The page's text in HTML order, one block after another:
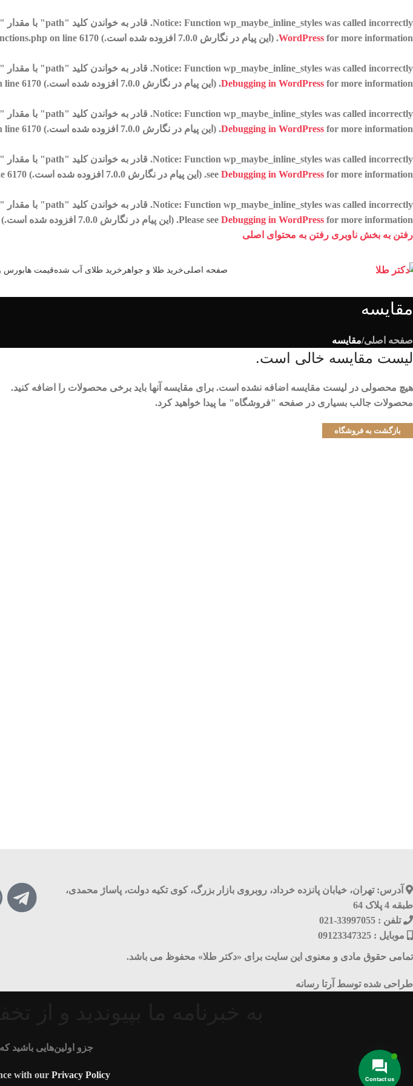
Notice: Function wp_maybe_inline_styles was called incorrectly . قادر به خواندن کلید "path" با مقدار "/css/parts/base-rtl.css" برای برگه شیوه‌نامه "wd-style-base" نیستیم. Please see
WordPress for more information. (این پیام در نگارش 7.0.0 افزوده شده است.) in on line 6170
Notice: Function wp_maybe_inline_styles was called incorrectly
. قادر به خواندن کلید "path" با مقدار "/css/parts/header-base-rtl.css" برای برگه شیوه‌نامه "wd-header-base" نیستیم. Please see
Debugging in WordPress for more information. (این پیام در نگارش 7.0.0 افزوده شده است.) in line 6170
Notice: Function wp_maybe_inline_styles was called incorrectly
. قادر به خواندن کلید "path" با مقدار "/css/parts/int-elem-base-rtl.css" برای برگه شیوه‌نامه "wd-elementor-base" نیستیم. Please see
Debugging in WordPress for more information. (این پیام در نگارش 7.0.0 افزوده شده است.) in line 6170
Notice: Function wp_maybe_inline_styles was called incorrectly
see Debugging in WordPress for more information. (این پیام در نگارش 7.0.0 افزوده شده است.) in 6170
Notice: Function wp_maybe_inline_styles was called incorrectly
Please see Debugging in WordPress for more information. (این پیام در نگارش 7.0.0 افزوده شده است.) in
رفتن به بخش ناوبری رفتن به محتوای اصلی
صفحه اصلیخرید طلا و جواهر خرید طلای آب شدهقیمت هابورس
مقایسه
صفحه اصلی/مقایسه
لیست مقایسه خالی است.
هیچ محصولی در لیست مقایسه اضافه نشده است. برای مقایسه آنها باید برخی محصولات را اضافه کنید.
محصولات جالب بسیاری در صفحه "فروشگاه" ما پیدا خواهید کرد.
بازگشت به فروشگاه
آدرس: تهران، خیابان پانزده خرداد، روبروی بازار بزرگ، کوی تکیه دولت، پاساژ محمدی،
طبقه 4 پلاک 64
تلفن : 33997055-021
موبایل : 09123347325
تمامی حقوق مادی و معنوی این سایت برای «دکتر طلا» محفوظ می باشد.
طراحی شده توسط آرتا رسانه
جزو اولین‌هایی باشید که
with our Privacy Policy Contact us